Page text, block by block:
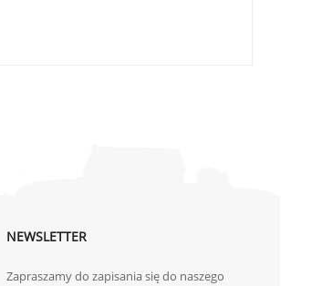
NEWSLETTER
Zapraszamy do zapisania się do naszego